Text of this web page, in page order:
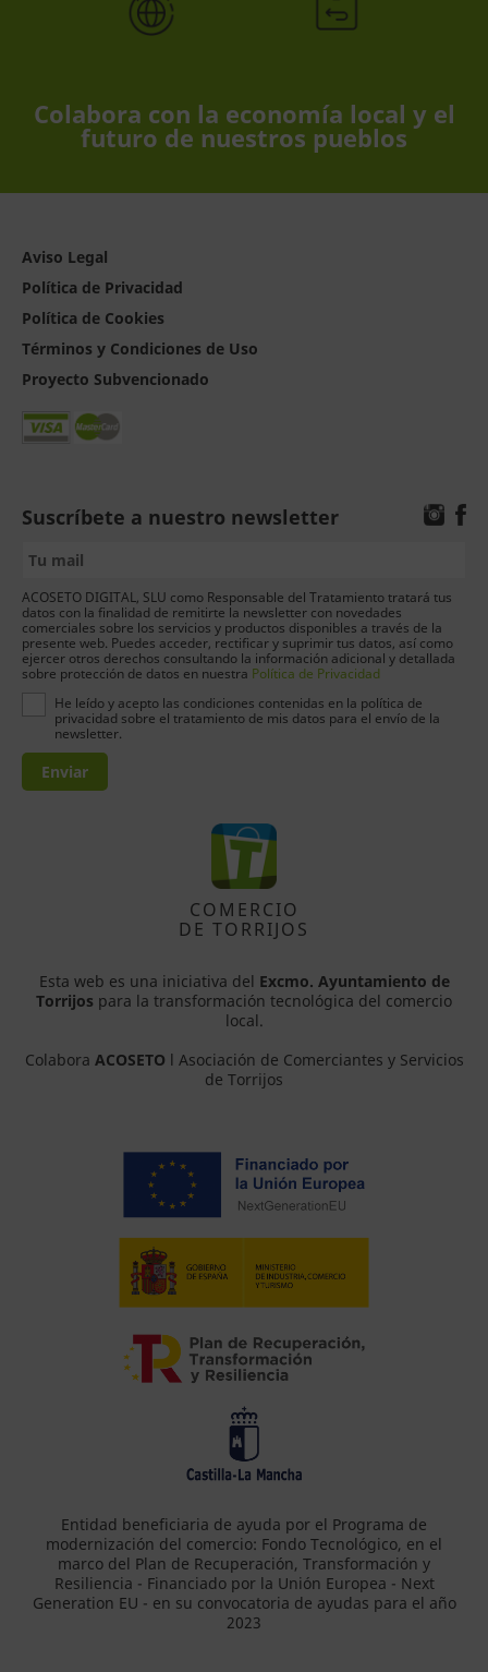
Colabora con la economía local y el
futuro de nuestros pueblos
Aviso Legal
Política de Privacidad
Política de Cookies
Términos y Condiciones de Uso
Proyecto Subvencionado
Suscríbete a nuestro newsletter
ACOSETO DIGITAL, SLU como Responsable del Tratamiento tratará tus
datos con la finalidad de remitirte la newsletter con novedades
comerciales sobre los servicios y productos disponibles a través de la
presente web. Puedes acceder, rectificar y suprimir tus datos, así como
ejercer otros derechos consultando la información adicional y detallada
sobre protección de datos en nuestra Política de Privacidad
He leído y acepto las condiciones contenidas en la política de
privacidad sobre el tratamiento de mis datos para el envío de la
newsletter.
Enviar
COMERCIO
DE TORRIJOS
Esta web es una iniciativa del Excmo. Ayuntamiento de
Torrijos para la transformación tecnológica del comercio
local.
Colabora ACOSETO l Asociación de Comerciantes y Servicios
de Torrijos
Entidad beneficiaria de ayuda por el Programa de
modernización del comercio: Fondo Tecnológico, en el
marco del Plan de Recuperación, Transformación y
Resiliencia - Financiado por la Unión Europea - Next
Generation EU - en su convocatoria de ayudas para el año
2023